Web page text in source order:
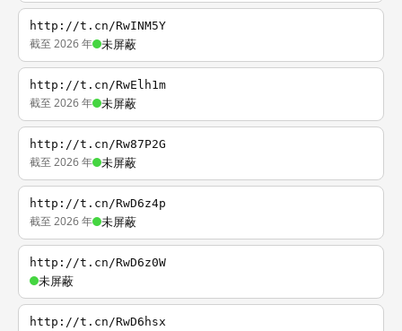
http://t.cn/RwINM5Y
截至 2026 年 未屏蔽
http://t.cn/RwElh1m
截至 2026 年 未屏蔽
http://t.cn/Rw87P2G
截至 2026 年 未屏蔽
http://t.cn/RwD6z4p
截至 2026 年 未屏蔽
http://t.cn/RwD6z0W
未屏蔽
http://t.cn/RwD6hsx